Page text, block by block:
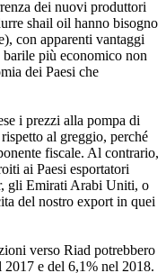
dei nuovi produttori
shail oil hanno bisogno
con apparenti vantaggi
più economico non
dei Paesi che
i prezzi alla pompa di
al greggio, perché
fiscale. Al contrario,
ai Paesi esportatori
gli Emirati Arabi Uniti, o
del nostro export in quei
verso Riad potrebbero
2017 e del 6,1% nel 2018.